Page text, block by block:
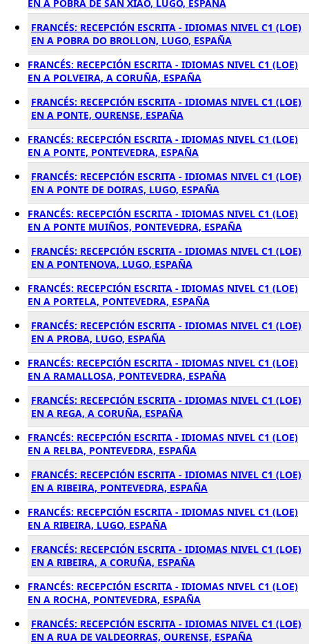
EN A POBRA DE SAN XIAO, LUGO, ESPAÑA
FRANCÉS: RECEPCIÓN ESCRITA - IDIOMAS NIVEL C1 (LOE)
EN A POBRA DO BROLLON, LUGO, ESPAÑA
FRANCÉS: RECEPCIÓN ESCRITA - IDIOMAS NIVEL C1 (LOE)
EN A POLVEIRA, A CORUÑA, ESPAÑA
FRANCÉS: RECEPCIÓN ESCRITA - IDIOMAS NIVEL C1 (LOE)
EN A PONTE, OURENSE, ESPAÑA
FRANCÉS: RECEPCIÓN ESCRITA - IDIOMAS NIVEL C1 (LOE)
EN A PONTE, PONTEVEDRA, ESPAÑA
FRANCÉS: RECEPCIÓN ESCRITA - IDIOMAS NIVEL C1 (LOE)
EN A PONTE DE DOIRAS, LUGO, ESPAÑA
FRANCÉS: RECEPCIÓN ESCRITA - IDIOMAS NIVEL C1 (LOE)
EN A PONTE MUIÑOS, PONTEVEDRA, ESPAÑA
FRANCÉS: RECEPCIÓN ESCRITA - IDIOMAS NIVEL C1 (LOE)
EN A PONTENOVA, LUGO, ESPAÑA
FRANCÉS: RECEPCIÓN ESCRITA - IDIOMAS NIVEL C1 (LOE)
EN A PORTELA, PONTEVEDRA, ESPAÑA
FRANCÉS: RECEPCIÓN ESCRITA - IDIOMAS NIVEL C1 (LOE)
EN A PROBA, LUGO, ESPAÑA
FRANCÉS: RECEPCIÓN ESCRITA - IDIOMAS NIVEL C1 (LOE)
EN A RAMALLOSA, PONTEVEDRA, ESPAÑA
FRANCÉS: RECEPCIÓN ESCRITA - IDIOMAS NIVEL C1 (LOE)
EN A REGA, A CORUÑA, ESPAÑA
FRANCÉS: RECEPCIÓN ESCRITA - IDIOMAS NIVEL C1 (LOE)
EN A RELBA, PONTEVEDRA, ESPAÑA
FRANCÉS: RECEPCIÓN ESCRITA - IDIOMAS NIVEL C1 (LOE)
EN A RIBEIRA, PONTEVEDRA, ESPAÑA
FRANCÉS: RECEPCIÓN ESCRITA - IDIOMAS NIVEL C1 (LOE)
EN A RIBEIRA, LUGO, ESPAÑA
FRANCÉS: RECEPCIÓN ESCRITA - IDIOMAS NIVEL C1 (LOE)
EN A RIBEIRA, A CORUÑA, ESPAÑA
FRANCÉS: RECEPCIÓN ESCRITA - IDIOMAS NIVEL C1 (LOE)
EN A ROCHA, PONTEVEDRA, ESPAÑA
FRANCÉS: RECEPCIÓN ESCRITA - IDIOMAS NIVEL C1 (LOE)
EN A RUA DE VALDEORRAS, OURENSE, ESPAÑA